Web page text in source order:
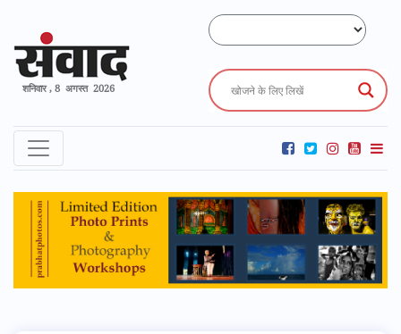
शनिवार , 8 अगस्त 2026